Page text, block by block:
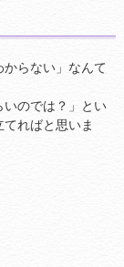
からない」なんて
いのでは？」とい
ればと思いま